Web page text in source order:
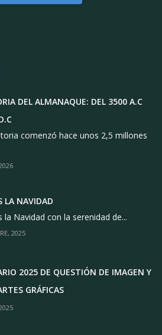
DEL ALMANAQUE: DEL 3500 A.C
comenzó hace unos 2,5 millones
LA NAVIDAD
la Navidad con la serenidad de...
2025
2025 DE QUESTIÓN DE IMAGEN Y
GRÁFICAS